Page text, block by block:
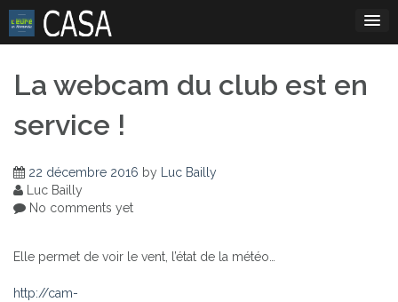
Skip
content
La webcam du club est en
service !
22 décembre 2016 by Luc Bailly
Luc Bailly
No comments yet
Elle permet de voir le vent, l’état de la météo…
http://cam-